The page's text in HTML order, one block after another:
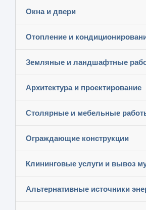
Окна и двери
Отопление и
Земляные и ландшафтные
Архитектура и проектирование
Столярные и мебельные
Ограждающие конструкции
Клининговые услуги и вывоз
Альтернативные источники